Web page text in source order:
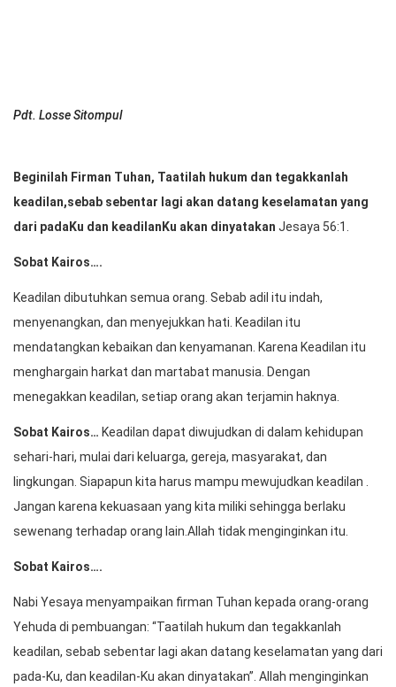
Pdt. Losse Sitompul
Beginilah Firman Tuhan, Taatilah hukum dan tegakkanlah
keadilan,sebab sebentar lagi akan datang keselamatan yang
dari padaKu dan keadilanKu akan dinyatakan Jesaya 56:1.
Sobat Kairos….
Keadilan dibutuhkan semua orang. Sebab adil itu indah,
menyenangkan, dan menyejukkan hati. Keadilan itu
mendatangkan kebaikan dan kenyamanan. Karena Keadilan itu
menghargain harkat dan martabat manusia. Dengan
menegakkan keadilan, setiap orang akan terjamin haknya.
Sobat Kairos… Keadilan dapat diwujudkan di dalam kehidupan
sehari-hari, mulai dari keluarga, gereja, masyarakat, dan
lingkungan. Siapapun kita harus mampu mewujudkan keadilan .
Jangan karena kekuasaan yang kita miliki sehingga berlaku
sewenang terhadap orang lain.Allah tidak menginginkan itu.
Sobat Kairos….
Nabi Yesaya menyampaikan firman Tuhan kepada orang-orang
Yehuda di pembuangan: “Taatilah hukum dan tegakkanlah
keadilan, sebab sebentar lagi akan datang keselamatan yang dari
pada-Ku, dan keadilan-Ku akan dinyatakan”. Allah menginginkan